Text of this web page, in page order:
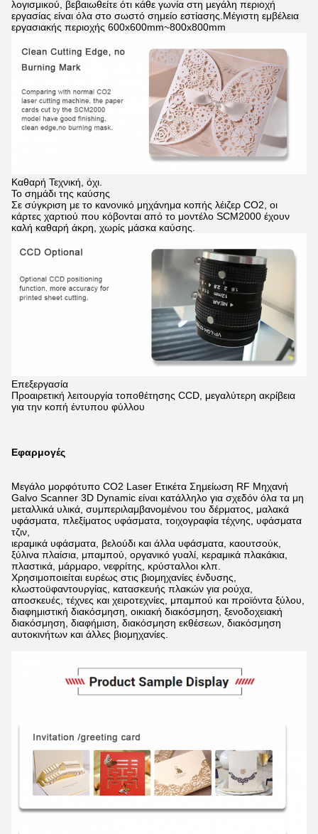
λογισμικού, βεβαιωθείτε ότι κάθε γωνία στη μεγάλη περιοχή
εργασίας είναι όλα στο σωστό σημείο εστίασης.Μέγιστη εμβέλεια
εργασιακής περιοχής 600x600mm~800x800mm
Καθαρή Τεχνική, όχι.
Το σημάδι της καύσης
Σε σύγκριση με το κανονικό μηχάνημα κοπής λέιζερ CO2, οι
κάρτες χαρτιού που κόβονται από το μοντέλο SCM2000 έχουν
καλή καθαρή άκρη, χωρίς μάσκα καύσης.
Επεξεργασία
Προαιρετική λειτουργία τοποθέτησης CCD, μεγαλύτερη ακρίβεια
για την κοπή έντυπου φύλλου
Εφαρμογές
Μεγάλο μορφότυπο CO2 Laser Ετικέτα Σημείωση RF Μηχανή
Galvo Scanner 3D Dynamic είναι κατάλληλο για σχεδόν όλα τα μη
μεταλλικά υλικά, συμπεριλαμβανομένου του δέρματος, μαλακά
υφάσματα, πλεξίματος υφάσματα, τοιχογραφία τέχνης, υφάσματα
τζιν,
ιεραμικά υφάσματα, βελούδι και άλλα υφάσματα, καουτσούκ,
ξύλινα πλαίσια, μπαμπού, οργανικό γυαλί, κεραμικά πλακάκια,
πλαστικά, μάρμαρο, νεφρίτης, κρύσταλλοι κλπ.
Χρησιμοποιείται ευρέως στις βιομηχανίες ένδυσης,
κλωστοϋφαντουργίας, κατασκευής πλακών για ρούχα,
αποσκευές, τέχνες και χειροτεχνίες, μπαμπού και προϊόντα ξύλου,
διαφημιστική διακόσμηση, οικιακή διακόσμηση, ξενοδοχειακή
διακόσμηση, διαφήμιση, διακόσμηση εκθέσεων, διακόσμηση
αυτοκινήτων και άλλες βιομηχανίες.